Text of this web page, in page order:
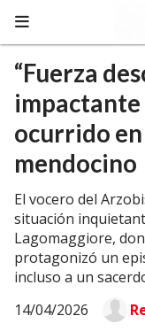
“Fuerza
impactante
ocurrido
mendocino
El vocero del
situación
Lagomaggiore,
protagonizó un
incluso a un
14/04/2026